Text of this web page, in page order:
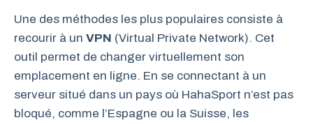
Une des méthodes les plus populaires consiste à
recourir à un VPN (Virtual Private Network). Cet
outil permet de changer virtuellement son
emplacement en ligne. En se connectant à un
serveur situé dans un pays où HahaSport n’est pas
bloqué, comme l’Espagne ou la Suisse, les